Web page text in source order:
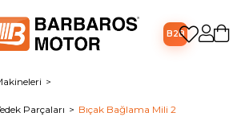
B2B
Parçaları Bıçak Bağlama Mili 2